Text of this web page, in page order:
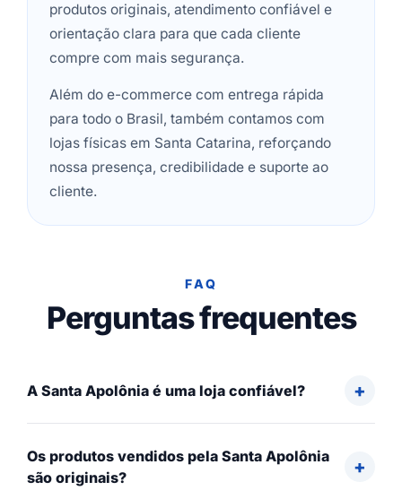
produtos originais, atendimento confiável e
orientação clara para que cada cliente
compre com mais segurança.
Além do e-commerce com entrega rápida
para todo o Brasil, também contamos com
lojas físicas em Santa Catarina, reforçando
nossa presença, credibilidade e suporte ao
cliente.
FAQ
Perguntas frequentes
A Santa Apolônia é uma loja confiável?
Os produtos vendidos pela Santa Apolônia
são originais?